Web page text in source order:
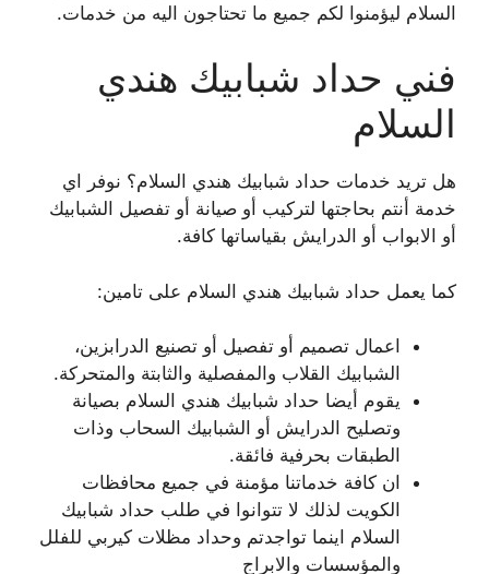
السلام ليؤمنوا لكم جميع ما تحتاجون اليه من خدمات.
فني حداد شبابيك هندي
السلام
هل تريد خدمات حداد شبابيك هندي السلام؟ نوفر اي
خدمة أنتم بحاجتها لتركيب أو صيانة أو تفصيل الشبابيك
أو الابواب أو الدرايش بقياساتها كافة.
كما يعمل حداد شبابيك هندي السلام على تامين:
اعمال تصميم أو تفصيل أو تصنيع الدرابزين،
الشبابيك القلاب والمفصلية والثابتة والمتحركة.
يقوم أيضا حداد شبابيك هندي السلام بصيانة
وتصليح الدرايش أو الشبابيك السحاب وذات
الطبقات بحرفية فائقة.
ان كافة خدماتنا مؤمنة في جميع محافظات
الكويت لذلك لا تتوانوا في طلب حداد شبابيك
السلام اينما تواجدتم وحداد مظلات كيربي للفلل
والمؤسسات والابراج